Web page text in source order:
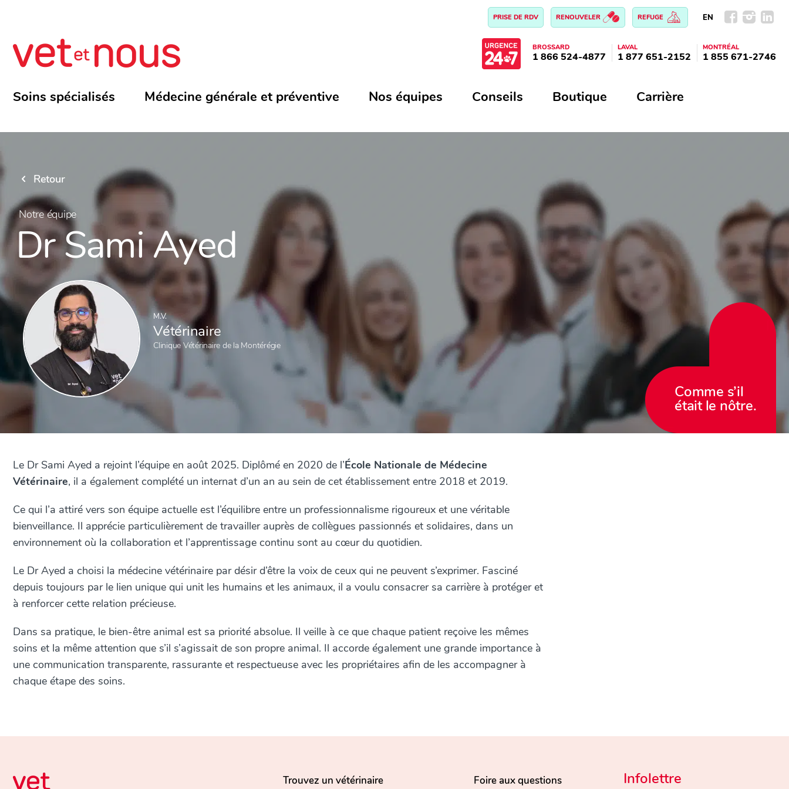
PRISE DE RDV RENOUVELER REFUGE EN
BROSSARD
1 866 524-4877
LAVAL
1 877 651-2152
MONTRÉAL
1 855 671-2746
Soins spécialisés Médecine générale et préventive Nos équipes Conseils Boutique Carrière
Retour
Notre équipe
Dr Sami Ayed
M.V.
Vétérinaire
Clinique Vétérinaire de la Montérégie
Comme s’il
était le nôtre.
Le Dr Sami Ayed a rejoint l’équipe en août 2025. Diplômé en 2020 de l’École Nationale de Médecine
Vétérinaire, il a également complété un internat d’un an au sein de cet établissement entre 2018 et 2019.
Ce qui l’a attiré vers son équipe actuelle est l’équilibre entre un professionnalisme rigoureux et une véritable
bienveillance. Il apprécie particulièrement de travailler auprès de collègues passionnés et solidaires, dans un
environnement où la collaboration et l’apprentissage continu sont au cœur du quotidien.
Le Dr Ayed a choisi la médecine vétérinaire par désir d’être la voix de ceux qui ne peuvent s’exprimer. Fasciné
depuis toujours par le lien unique qui unit les humains et les animaux, il a voulu consacrer sa carrière à protéger et
à renforcer cette relation précieuse.
Dans sa pratique, le bien-être animal est sa priorité absolue. Il veille à ce que chaque patient reçoive les mêmes
soins et la même attention que s’il s’agissait de son propre animal. Il accorde également une grande importance à
une communication transparente, rassurante et respectueuse avec les propriétaires afin de les accompagner à
chaque étape des soins.
Trouvez un vétérinaire Foire aux questions Infolettre